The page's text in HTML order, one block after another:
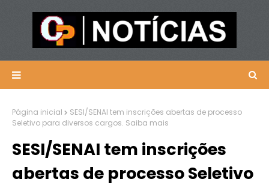
Página inicial
SESI/SENAI tem inscrições abertas de processo
Seletivo para diversos cargos. Saiba mais
SESI/SENAI tem inscrições
abertas de processo Seletivo